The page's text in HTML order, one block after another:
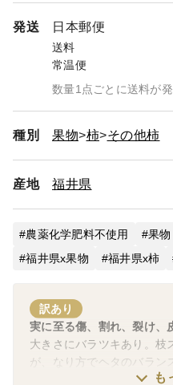
発送 日本郵便
送料
常温便
数量1点ごとに送料が発
種別 果物 柿 その他柿
産地 福井県
農薬化学肥料不使用 果物
福井県x果物
福井県x柿
訳あり
実に至る傷、割れ、裂け、
大きさにバラツキあり。枝
が、なり方でヘタのバラン
も